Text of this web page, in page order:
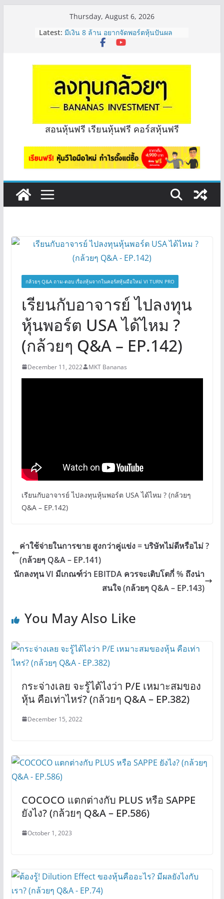
Thursday, August 6, 2026
Latest: มีเงิน 8 ล้าน อยากจัดพอร์ตหุ้นปันผล
ระยะยาว อุตสาหกรรมไหนดี? | Q&A
หุ้นซอสภูเขาทอง Sauce เหมาะถือเป็น
หุ้นปันผลไหม? | Q&A กล้วยๆ EP.1166
OSP vs CBG vs ICHI ควร DCA ตัวไหน
ดี? | Q&A กล้วยๆ EP.1165
รีวิวงบกลุ่ม Bank หุ้นไหนเหมาะถือเอา
“ปันผล” | EP.175
จะเลือกหุ้นแต่ละตัว ต้องดู Short –
Long ของหุ้นตัวนั้นๆไหมคะ? | Q&A
สอนหุ้นฟรี เรียนหุ้นฟรี คอร์สหุ้นฟรี
กล้วยๆ Q&A ถาม-ตอบ เรื่องหุ้นจากในคอร์สหุ้นมือใหม่ VI TURN PRO
เรียนกับอาจารย์ ไปลงทุน
หุ้นพอร์ต USA ได้ไหม ?
(กล้วยๆ Q&A – EP.142)
December 11, 2022 MKT Bananas
เรียนกับอาจารย์ ไปลงทุนหุ้นพอร์ต USA ได้ไหม ? (กล้วยๆ
Q&A – EP.142)
ค่าใช้จ่ายในการขาย สูงกว่าคู่แข่ง = บริษัทไม่ดีหรือไม่ ?
(กล้วยๆ Q&A – EP.141)
นักลงทุน VI มีเกณฑ์ว่า EBITDA ควรจะเติบโตกี่ % ถึงน่า
สนใจ (กล้วยๆ Q&A – EP.143)
You May Also Like
กระจ่างเลย จะรู้ได้ไงว่า P/E เหมาะสมของ
หุ้น คือเท่าไหร่? (กล้วยๆ Q&A – EP.382)
December 15, 2022
COCOCO แตกต่างกับ PLUS หรือ SAPPE
ยังไง? (กล้วยๆ Q&A – EP.586)
October 1, 2023